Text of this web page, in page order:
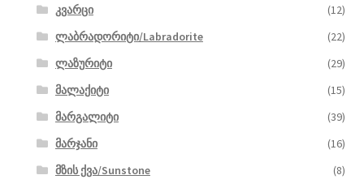
კვარცი
(12)
ლაბრადორიტი/Labradorite
(22)
ლაზურიტი
(29)
მალაქიტი
(15)
მარგალიტი
(39)
მარჯანი
(16)
მზის ქვა/Sunstone
(8)